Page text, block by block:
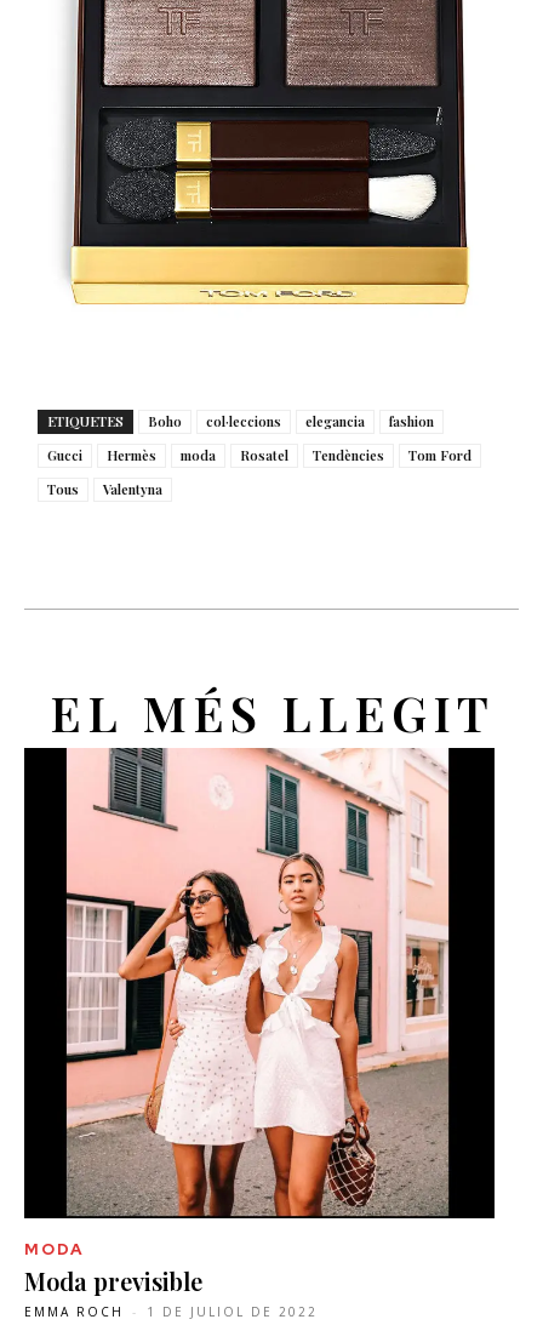
ETIQUETES Boho col·leccions elegancia
fashion
Gucci
Hermès moda Rosatel Tendències
Tom Ford
Tous
Valentyna
EL MÉS LLEGIT
MODA
Moda previsible
EMMA ROCH - 1 DE JULIOL DE 2022